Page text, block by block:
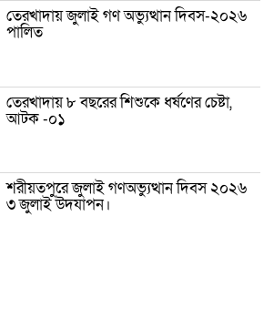
তেরখাদায় জুলাই গণ অভ্যুত্থান দিবস-২০২৬
পালিত
তেরখাদায় ৮ বছরের শিশুকে ধর্ষণের চেষ্টা,
আটক -০১
শরীয়তপুরে জুলাই গণঅভ্যুত্থান দিবস ২০২৬
৩ জুলাই উদযাপন।